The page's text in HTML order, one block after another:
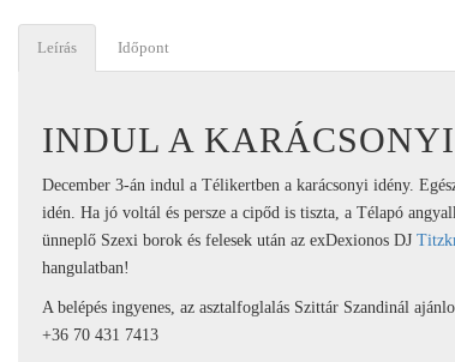
Leírás Időpont
INDUL A
December 3-án indul a Télikertben a karácsonyi idény.
idén. Ha jó voltál és persze a cipőd is tiszta, a Télapó
ünneplő Szexi borok és felesek után az exDexionos DJ
hangulatban!
A belépés ingyenes, az asztalfoglalás Szittár Szandinál
+36 70 431 7413